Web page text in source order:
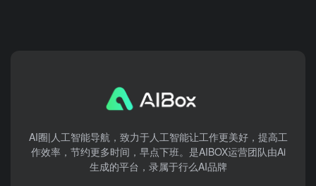
AI圈|人工智能导航，致力于人工智能让工作更美好，提高工
作效率，节约更多时间，早点下班。是AIBOX运营团队由Ai
生成的平台，录属于行么AI品牌